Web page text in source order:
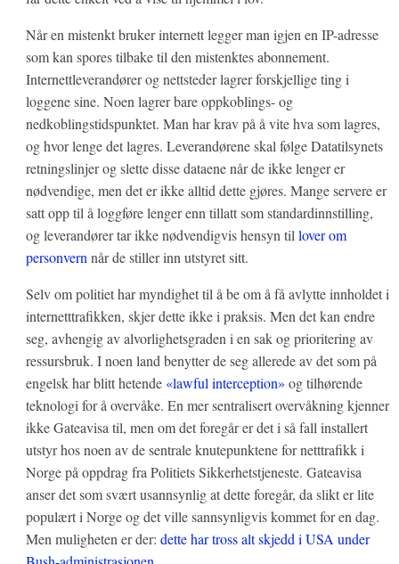
Når en mistenkt bruker internett legger man igjen en IP-adresse
som kan spores tilbake til den mistenktes abonnement.
Internettleverandører og nettsteder lagrer forskjellige ting i
loggene sine. Noen lagrer bare oppkoblings- og
nedkoblingstidspunktet. Man har krav på å vite hva som lagres,
og hvor lenge det lagres. Leverandørene skal følge Datatilsynets
retningslinjer og slette disse dataene når de ikke lenger er
nødvendige, men det er ikke alltid dette gjøres. Mange servere er
satt opp til å loggføre lenger enn tillatt som standardinnstilling,
og leverandører tar ikke nødvendigvis hensyn til lover om
personvern når de stiller inn utstyret sitt.
Selv om politiet har myndighet til å be om å få avlytte innholdet i
internetttrafikken, skjer dette ikke i praksis. Men det kan endre
seg, avhengig av alvorlighetsgraden i en sak og prioritering av
ressursbruk. I noen land benytter de seg allerede av det som på
engelsk har blitt hetende «lawful interception» og tilhørende
teknologi for å overvåke. En mer sentralisert overvåkning kjenner
ikke Gateavisa til, men om det foregår er det i så fall installert
utstyr hos noen av de sentrale knutepunktene for netttrafikk i
Norge på oppdrag fra Politiets Sikkerhetstjeneste. Gateavisa
anser det som svært usannsynlig at dette foregår, da slikt er lite
populært i Norge og det ville sannsynligvis kommet for en dag.
Men muligheten er der: dette har tross alt skjedd i USA under